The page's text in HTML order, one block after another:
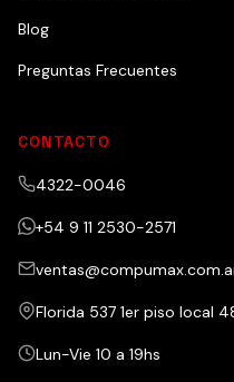
Blog
Preguntas Frecuentes
CONTACTO
4322-0046
+54 9 11 2530-2571
Florida 537 1er piso local
Lun-Vie 10 a 19hs